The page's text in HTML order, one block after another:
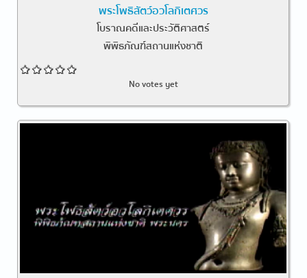
พระโพธิสัตว์อวโลกิเตศวร
โบราณคดีและประวัติศาสตร์
พิพิธภัณฑ์สถานแห่งชาติ
No votes yet